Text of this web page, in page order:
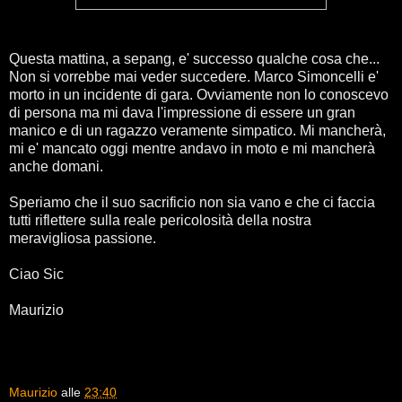
Questa mattina, a sepang, e' successo qualche cosa che...
Non si vorrebbe mai veder succedere. Marco Simoncelli e'
morto in un incidente di gara. Ovviamente non lo conoscevo
di persona ma mi dava l'impressione di essere un gran
manico e di un ragazzo veramente simpatico. Mi mancherà,
mi e' mancato oggi mentre andavo in moto e mi mancherà
anche domani.
Speriamo che il suo sacrificio non sia vano e che ci faccia
tutti riflettere sulla reale pericolosità della nostra
meravigliosa passione.
Ciao Sic
Maurizio
Maurizio alle 23:40